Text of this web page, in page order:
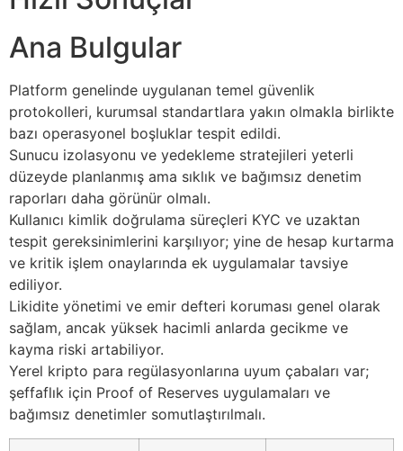
Ana Bulgular
Platform genelinde uygulanan temel güvenlik
protokolleri, kurumsal standartlara yakın olmakla birlikte
bazı operasyonel boşluklar tespit edildi.
Sunucu izolasyonu ve yedekleme stratejileri yeterli
düzeyde planlanmış ama sıklık ve bağımsız denetim
raporları daha görünür olmalı.
Kullanıcı kimlik doğrulama süreçleri KYC ve uzaktan
tespit gereksinimlerini karşılıyor; yine de hesap kurtarma
ve kritik işlem onaylarında ek uygulamalar tavsiye
ediliyor.
Likidite yönetimi ve emir defteri koruması genel olarak
sağlam, ancak yüksek hacimli anlarda gecikme ve
kayma riski artabiliyor.
Yerel kripto para regülasyonlarına uyum çabaları var;
şeffaflık için Proof of Reserves uygulamaları ve
bağımsız denetimler somutlaştırılmalı.